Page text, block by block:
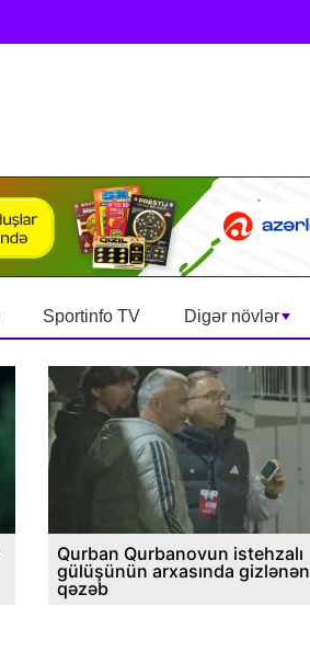
Sportinfo TV Digər növlər
Qurban Qurbanovun istehzalı
gülüşünün arxasında gizlənən
qəzəb